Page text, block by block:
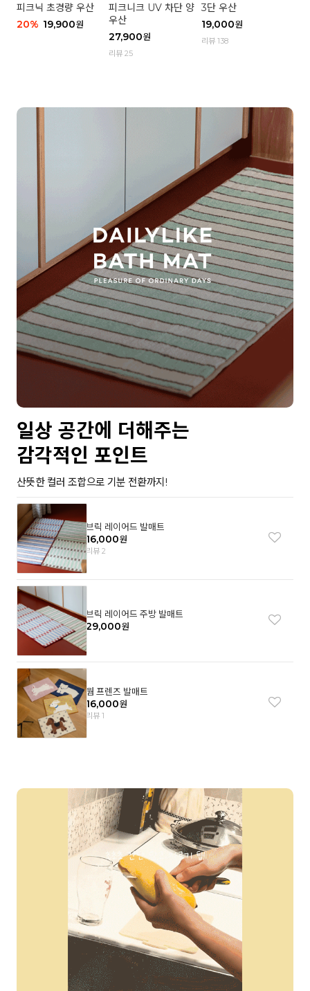
피크닉 초경량 우산
20% 19,900원
피크니크 UV 차단 양
우산
27,900원
리뷰 25
3단 우산
19,000원
리뷰 138
일상 공간에 더해주는
감각적인 포인트
산뜻한 컬러 조합으로 기분 전환까지!
브릭 레이어드 발매트
16,000원
리뷰 2
브릭 레이어드 주방 발매트
29,000원
웜 프렌즈 발매트
16,000원
리뷰 1